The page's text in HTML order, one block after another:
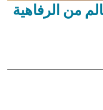
من الرفاهية